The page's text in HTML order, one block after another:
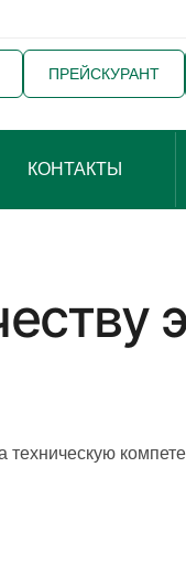
ПРЕЙСКУРАНТ
КОНТАКТЫ